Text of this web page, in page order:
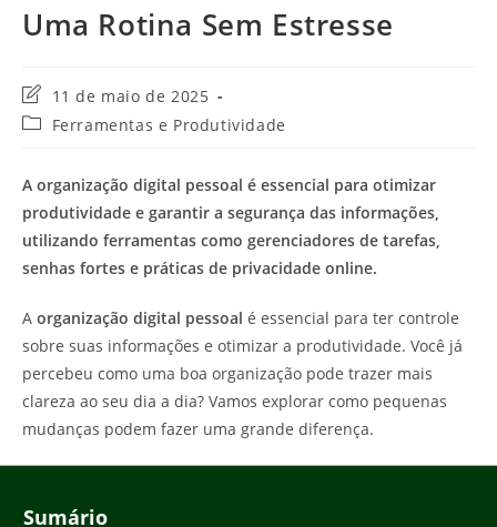
Uma Rotina Sem Estresse
Última
modificação
11 de maio de 2025
Categoria
Ferramentas e Produtividade
A organização digital pessoal é essencial para otimizar
produtividade e garantir a segurança das informações,
utilizando ferramentas como gerenciadores de tarefas,
senhas fortes e práticas de privacidade online.
A organização digital pessoal é essencial para ter controle
sobre suas informações e otimizar a produtividade. Você já
percebeu como uma boa organização pode trazer mais
clareza ao seu dia a dia? Vamos explorar como pequenas
mudanças podem fazer uma grande diferença.
Sumário